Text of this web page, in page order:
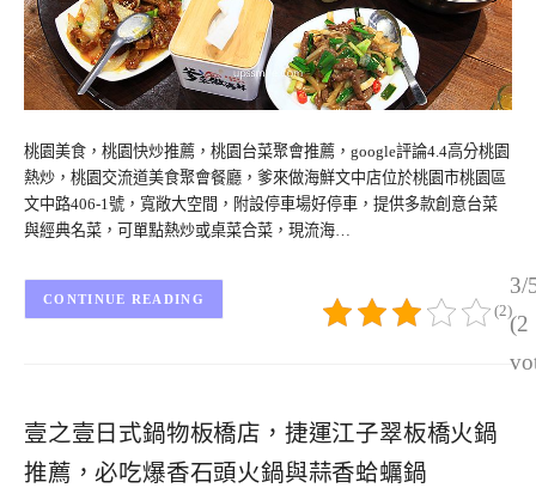
桃園美食，桃園快炒推薦，桃園台菜聚會推薦，google評論4.4高分桃園
熱炒，桃園交流道美食聚會餐廳，爹來做海鮮文中店位於桃園市桃園區
文中路406-1號，寬敞大空間，附設停車場好停車，提供多款創意台菜
與經典名菜，可單點熱炒或桌菜合菜，現流海…
3/
(2
(2)
CONTINUE READING
壹之壹日式鍋物板橋店，捷運江子翠板橋火鍋
推薦，必吃爆香石頭火鍋與蒜香蛤蠣鍋